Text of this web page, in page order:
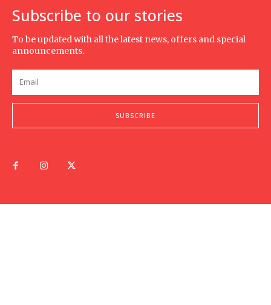
Subscribe to our stories
To be updated with all the latest news, offers and special
announcements.
SUBSCRIBE